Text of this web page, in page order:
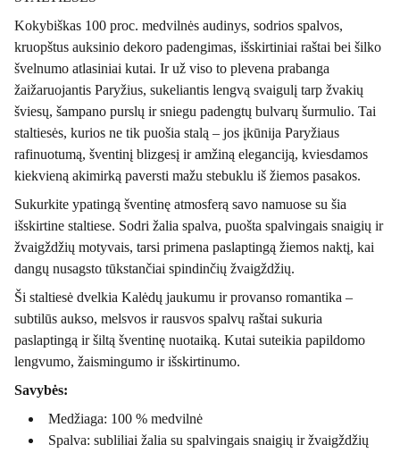
Kokybiškas 100 proc. medvilnės audinys, sodrios spalvos,
kruopštus auksinio dekoro padengimas, išskirtiniai raštai bei šilko
švelnumo atlasiniai kutai. Ir už viso to plevena prabanga
žaižaruojantis Paryžius, sukeliantis lengvą svaigulį tarp žvakių
šviesų, šampano purslų ir sniegu padengtų bulvarų šurmulio. Tai
staltiesės, kurios ne tik puošia stalą – jos įkūnija Paryžiaus
rafinuotumą, šventinį blizgesį ir amžiną eleganciją, kviesdamos
kiekvieną akimirką paversti mažu stebuklu iš žiemos pasakos.
Sukurkite ypatingą šventinę atmosferą savo namuose su šia
išskirtine staltiese. Sodri žalia spalva, puošta spalvingais snaigių ir
žvaigždžių motyvais, tarsi primena paslaptingą žiemos naktį, kai
dangų nusagsto tūkstančiai spindinčių žvaigždžių.
Ši staltiesė dvelkia Kalėdų jaukumu ir provanso romantika –
subtilūs aukso, melsvos ir rausvos spalvų raštai sukuria
paslaptingą ir šiltą šventinę nuotaiką. Kutai suteikia papildomo
lengvumo, žaismingumo ir išskirtinumo.
Savybės:
Medžiaga: 100 % medvilnė
Spalva: subliliai žalia su spalvingais snaigių ir žvaigždžių